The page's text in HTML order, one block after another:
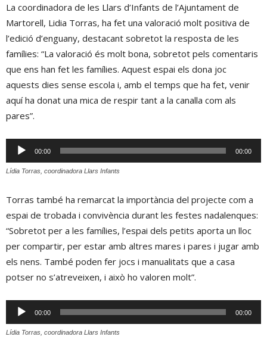
La coordinadora de les Llars d’Infants de l’Ajuntament de
Martorell, Lidia Torras, ha fet una valoració molt positiva de
l’edició d’enguany, destacant sobretot la resposta de les
famílies: “La valoració és molt bona, sobretot pels comentaris
que ens han fet les famílies. Aquest espai els dona joc
aquests dies sense escola i, amb el temps que ha fet, venir
aquí ha donat una mica de respir tant a la canalla com als
pares”.
Reproductor
d'àudio
00:00 00:00
Lídia Torras, coordinadora Llars Infants
Torras també ha remarcat la importància del projecte com a
espai de trobada i convivència durant les festes nadalenques:
“Sobretot per a les famílies, l’espai dels petits aporta un lloc
per compartir, per estar amb altres mares i pares i jugar amb
els nens. També poden fer jocs i manualitats que a casa
potser no s’atreveixen, i això ho valoren molt”.
Reproductor
d'àudio
00:00 00:00
Lídia Torras, coordinadora Llars Infants